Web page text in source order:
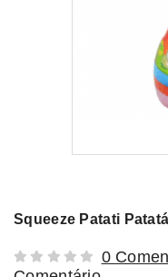
Squeeze Patati
0